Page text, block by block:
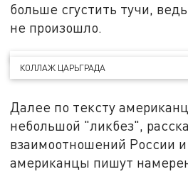
больше сгустить тучи,
не произошло.
КОЛЛАЖ ЦАРЬГРАДА
Далее по тексту
небольшой "ликбез",
взаимоотношений России
американцы пишут